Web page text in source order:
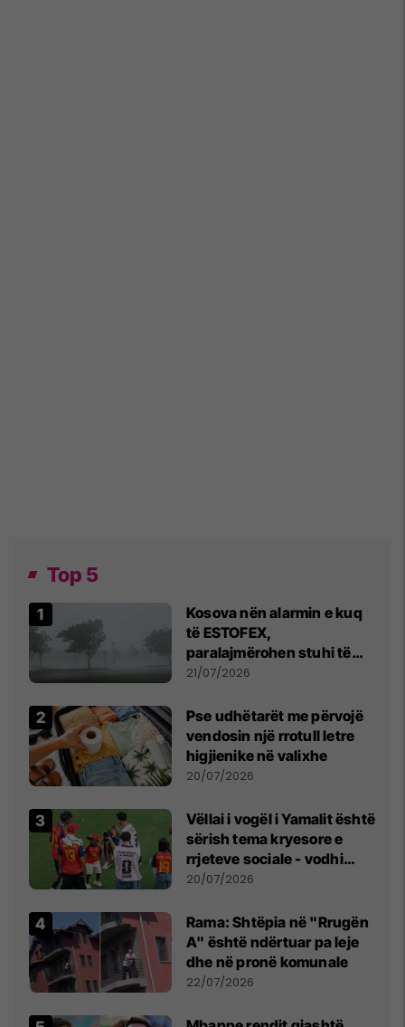
Top 5
Kosova nën alarmin e kuq
të ESTOFEX,
paralajmërohen stuhi të
fuqishme me breshër dhe
21/07/2026
Pse udhëtarët me përvojë
vendosin një rrotull letre
higjienike në valixhe
20/07/2026
Vëllai i vogël i Yamalit është
sërish tema kryesore e
rrjeteve sociale - vodhi
vëmendjen pas finales së
20/07/2026
Rama: Shtëpia në "Rrugën
A" është ndërtuar pa leje
dhe në pronë komunale
22/07/2026